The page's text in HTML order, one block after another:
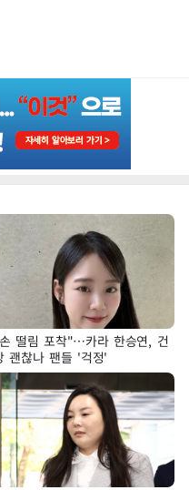
떨림 포착"…카라 한승연, 건
괜찮나 팬들 '걱정'